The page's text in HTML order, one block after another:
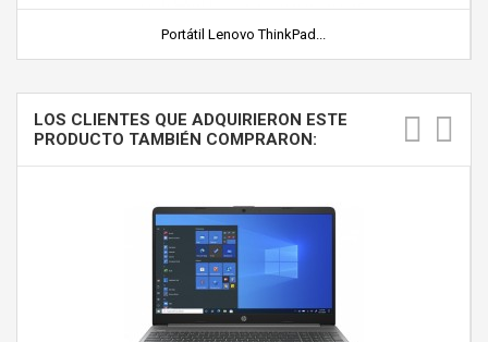
Portátil Lenovo ThinkPad...
LOS CLIENTES QUE ADQUIRIERON ESTE
PRODUCTO TAMBIÉN COMPRARON: